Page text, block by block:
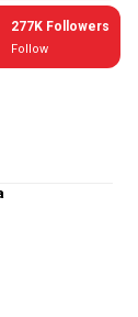
277K Followers
Follow